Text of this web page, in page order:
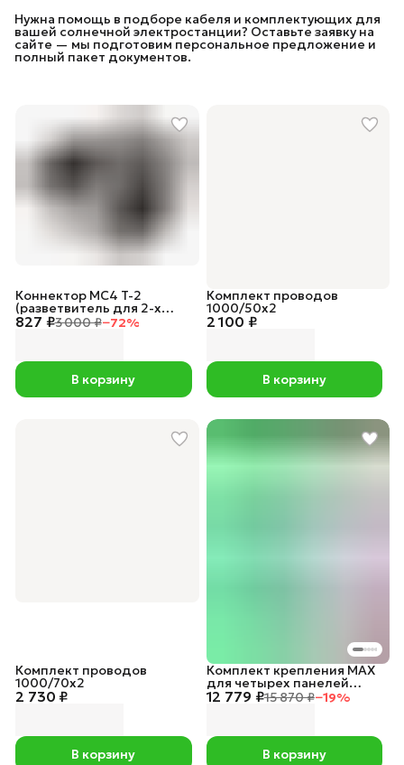
Нужна помощь в подборе кабеля и комплектующих для
вашей солнечной электростанции? Оставьте заявку на
сайте — мы подготовим персональное предложение и
полный пакет документов.
827 ₽3 000 ₽−72%
Коннектор MC4 T-2
(разветвитель для 2-х
панелей, комплект из двух
В корзину
2 100 ₽
Комплект проводов
1000/50х2
В корзину
2 730 ₽
Комплект проводов
1000/70х2
В корзину
12 779 ₽15 870 ₽−19%
Комплект крепления MAX
для четырех панелей
изменением угла наклона
0.5 метр
В корзину